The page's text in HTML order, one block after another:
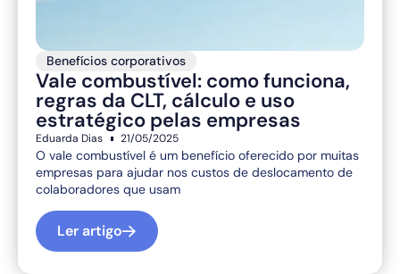
Benefícios corporativos
Vale combustível: como funciona,
regras da CLT, cálculo e uso
estratégico pelas empresas
Eduarda Dias 21/05/2025
O vale combustível é um benefício oferecido por muitas
empresas para ajudar nos custos de deslocamento de
colaboradores que usam
Ler artigo